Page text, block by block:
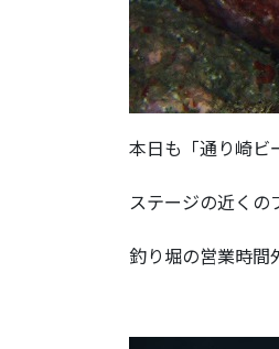
本日も「通り崎ビ
ステージの近くの
釣り堀の営業時間